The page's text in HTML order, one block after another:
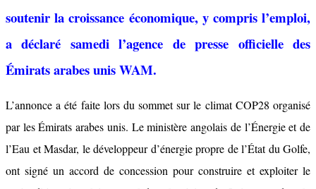
soutenir la croissance économique, y compris l’emploi,
a déclaré samedi l’agence de presse officielle des
Émirats arabes unis WAM.
L’annonce a été faite lors du sommet sur le climat COP28 organisé
par les Émirats arabes unis. Le ministère angolais de l’Énergie et de
l’Eau et Masdar, le développeur d’énergie propre de l’État du Golfe,
ont signé un accord de concession pour construire et exploiter le